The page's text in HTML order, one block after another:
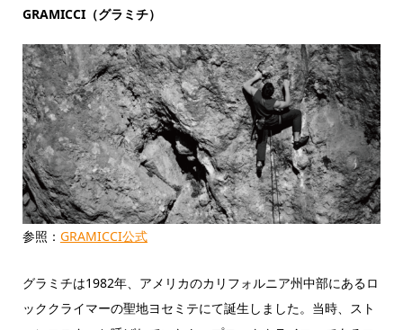
GRAMICCI（グラミチ）
参照： GRAMICCI公式
グラミチは1982年、アメリカのカリフォルニア州中部にあるロ
ッククライマーの聖地ヨセミテにて誕生しました。当時、スト